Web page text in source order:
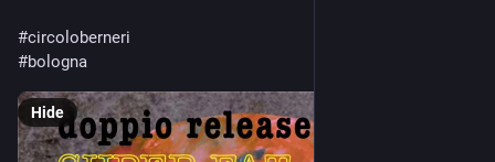
#circoloberneri
#bologna
Hide